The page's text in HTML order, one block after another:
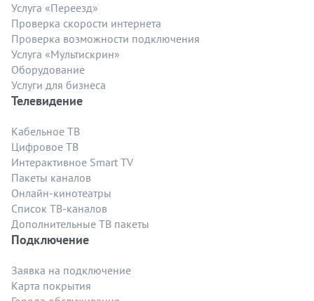
Услуга «Переезд»
Проверка скорости интернета
Проверка возможности подключения
Услуга «Мультискрин»
Оборудование
Услуги для бизнеса
Телевидение
Кабельное ТВ
Цифровое ТВ
Интерактивное Smart TV
Пакеты каналов
Онлайн-кинотеатры
Список ТВ-каналов
Дополнительные ТВ пакеты
Подключение
Заявка на подключение
Карта покрытия